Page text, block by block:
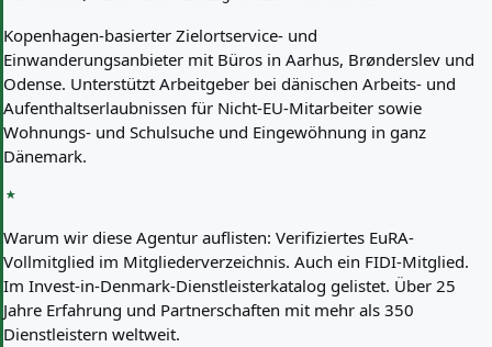
Kopenhagen-basierter Zielortservice- und
Einwanderungsanbieter mit Büros in Aarhus, Brønderslev und
Odense. Unterstützt Arbeitgeber bei dänischen Arbeits- und
Aufenthaltserlaubnissen für Nicht-EU-Mitarbeiter sowie
Wohnungs- und Schulsuche und Eingewöhnung in ganz
Dänemark.
Warum wir diese Agentur auflisten: Verifiziertes EuRA-
Vollmitglied im Mitgliederverzeichnis. Auch ein FIDI-Mitglied.
Im Invest-in-Denmark-Dienstleisterkatalog gelistet. Über 25
Jahre Erfahrung und Partnerschaften mit mehr als 350
Dienstleistern weltweit.